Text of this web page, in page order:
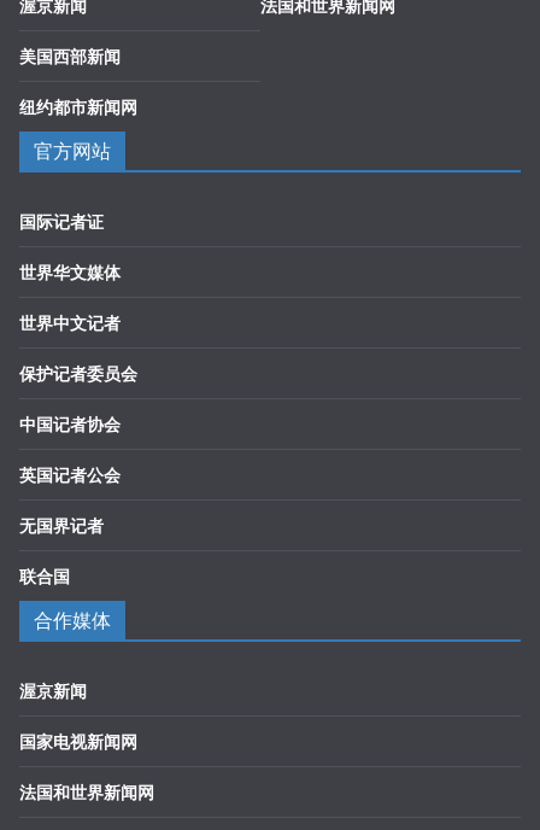
渥京新闻
美国西部新闻
纽约都市新闻网
法国和世界新闻网
官方网站
国际记者证
世界华文媒体
世界中文记者
保护记者委员会
中国记者协会
英国记者公会
无国界记者
联合国
合作媒体
渥京新闻
国家电视新闻网
法国和世界新闻网